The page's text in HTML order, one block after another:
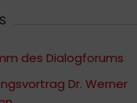
des Dialogforums
Dr. Werner